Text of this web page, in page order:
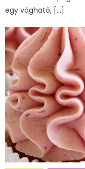
egy vágható, […]